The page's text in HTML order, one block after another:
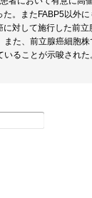
。またFABP5以外
対して施行した前
た、前立腺癌細胞
ることが示唆された